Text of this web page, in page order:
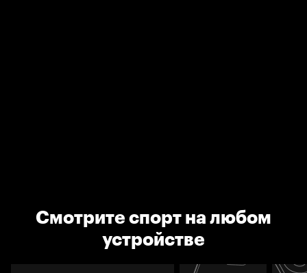
Смотрите спорт на любом
устройстве